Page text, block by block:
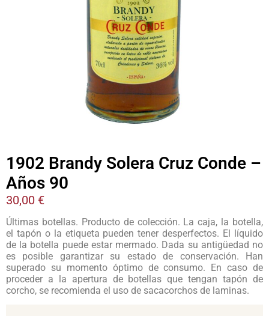
1902 Brandy Solera Cruz Conde –
Años 90
30,00 €
Últimas botellas. Producto de colección. La caja, la botella,
el tapón o la etiqueta pueden tener desperfectos. El líquido
de la botella puede estar mermado. Dada su antigüedad no
es posible garantizar su estado de conservación. Han
superado su momento óptimo de consumo. En caso de
proceder a la apertura de botellas que tengan tapón de
corcho, se recomienda el uso de sacacorchos de laminas.